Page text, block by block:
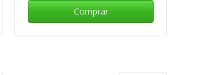
Comprar